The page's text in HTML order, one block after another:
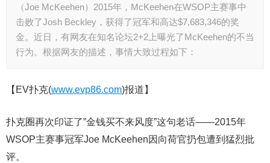
（Joe McKeehen）2015年，McKeehen在WSOP主赛事中
击败了Josh Beckley，获得了冠军和高达$7,683,346的奖
金。近日，有网友在知名论坛2+2上曝光了McKeehen的不当
行为。根据网友的描述，事情大致过程如下：
【EV扑克(www.evp86.com)报道】
扑克圈再次印证了”金钱买不来风度”这句老话——2015年
WSOP主赛事冠军Joe McKeehen因向荷官扔包遭到猛烈批
评。